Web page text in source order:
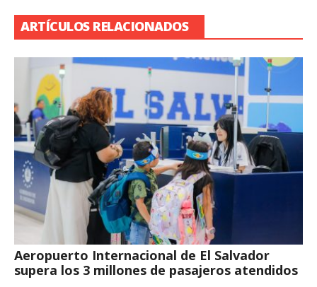
ARTÍCULOS RELACIONADOS
Aeropuerto Internacional de El Salvador
supera los 3 millones de pasajeros atendidos